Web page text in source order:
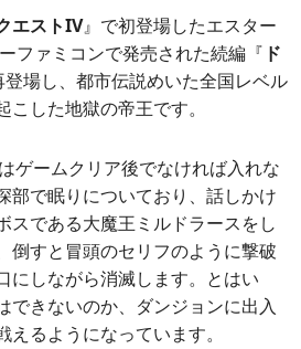
エストIV』で初登場したエスター
ファミコンで発売された続編『 ド
登場し、都市伝説めいた全国レベル
した地獄の帝王です。
ゲームクリア後でなければ入れな
部で眠りについており、話しかけ
スである大魔王ミルドラースをし
倒すと冒頭のセリフのように撃破
にしながら消滅します。とはい
できないのか、ダンジョンに出入
るようになっています。